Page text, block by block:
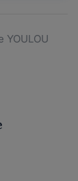
YOULOU